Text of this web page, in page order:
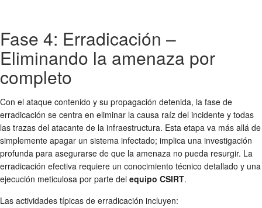
Fase 4: Erradicación –
Eliminando la amenaza por
completo
Con el ataque contenido y su propagación detenida, la fase de
erradicación se centra en eliminar la causa raíz del incidente y todas
las trazas del atacante de la infraestructura. Esta etapa va más allá de
simplemente apagar un sistema infectado; implica una investigación
profunda para asegurarse de que la amenaza no pueda resurgir. La
erradicación efectiva requiere un conocimiento técnico detallado y una
ejecución meticulosa por parte del equipo CSIRT.
Las actividades típicas de erradicación incluyen: